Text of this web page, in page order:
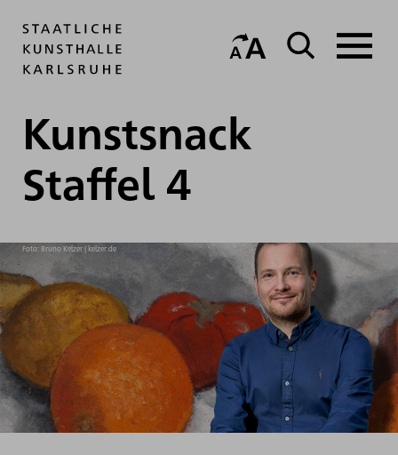
Kunstsnack
Staffel 4
Foto: Bruno Kelzer | kelzer.de